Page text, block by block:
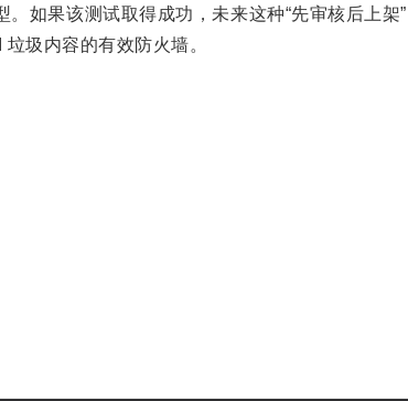
如果该测试取得成功，未来这种“先审核后上架”
圾内容的有效防火墙。